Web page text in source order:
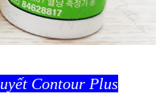
Contour Plus